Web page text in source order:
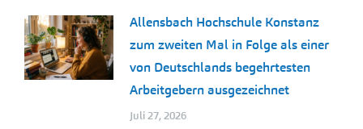
Allensbach Hochschule Konstanz
zum zweiten Mal in Folge als einer
von Deutschlands begehrtesten
Arbeitgebern ausgezeichnet
Juli 27, 2026